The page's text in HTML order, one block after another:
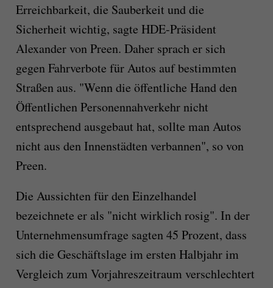
Erreichbarkeit, die Sauberkeit und die
Sicherheit wichtig, sagte HDE-Präsident
Alexander von Preen. Daher sprach er sich
gegen Fahrverbote für Autos auf bestimmten
Straßen aus. "Wenn die öffentliche Hand den
Öffentlichen Personennahverkehr nicht
entsprechend ausgebaut hat, sollte man Autos
nicht aus den Innenstädten verbannen", so von
Preen.
Die Aussichten für den Einzelhandel
bezeichnete er als "nicht wirklich rosig". In der
Unternehmensumfrage sagten 45 Prozent, dass
sich die Geschäftslage im ersten Halbjahr im
Vergleich zum Vorjahreszeitraum verschlechtert